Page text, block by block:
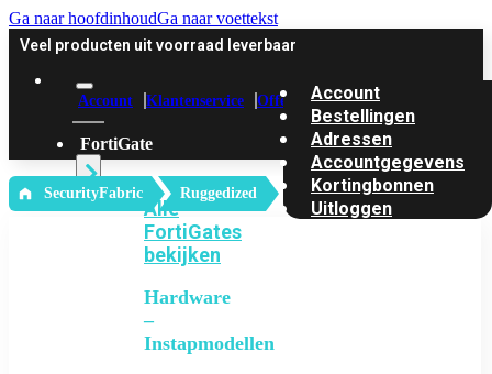
Ga naar hoofdinhoudGa naar voettekst
Veel producten uit voorraad leverbaar
Account Klantenservice Offerte
FortiGate
Alle
FortiGates
bekijken
Hardware
–
Instapmodellen
Account
Bestellingen
Adressen
Accountgegevens
Kortingbonnen
Uitloggen
‎ SecurityFabric Ruggedized